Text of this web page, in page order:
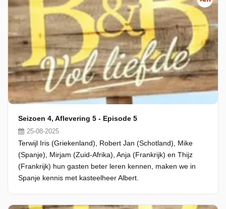
Seizoen 4, Aflevering 5 - Episode 5
25-08-2025
Terwijl Iris (Griekenland), Robert Jan (Schotland), Mike
(Spanje), Mirjam (Zuid-Afrika), Anja (Frankrijk) en Thijz
(Frankrijk) hun gasten beter leren kennen, maken we in
Spanje kennis met kasteelheer Albert.